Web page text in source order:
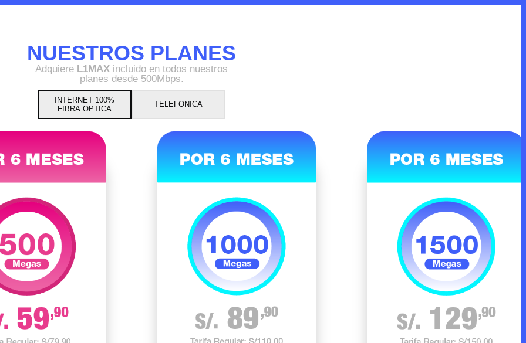
NUESTROS PLANES
Adquiere L1MAX incluido en todos nuestros
planes desde 500Mbps.
INTERNET 100%
FIBRA OPTICA
TELEFONICA